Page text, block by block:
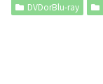
DVDorBlu-ray